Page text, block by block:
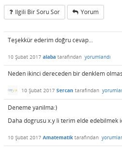
Ilgili Bir Soru Sor Yorum
Teşekkür ederim doğru cevap...
10 Şubat 2017 alaba tarafından yorumlandı
Neden ikinci dereceden bir denklem
10 Şubat 2017 Sercan tarafından
Deneme yanilma:)
Daha dogrusu x.y li terim elde edebilmek
10 Şubat 2017 Amatematik tarafından